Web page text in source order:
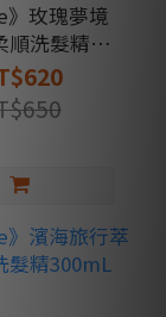
》玫瑰夢境
順洗髮精